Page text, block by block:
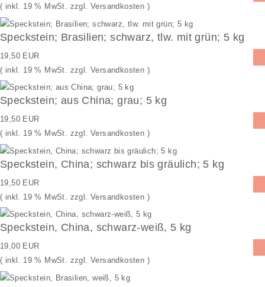
( inkl. 19 % MwSt. zzgl. Versandkosten )
Speckstein; Brasilien; schwarz, tlw. mit grün; 5 kg
19,50 EUR
( inkl. 19 % MwSt. zzgl. Versandkosten )
Speckstein; aus China; grau; 5 kg
19,50 EUR
( inkl. 19 % MwSt. zzgl. Versandkosten )
Speckstein, China; schwarz bis gräulich; 5 kg
19,50 EUR
( inkl. 19 % MwSt. zzgl. Versandkosten )
Speckstein, China, schwarz-weiß, 5 kg
19,00 EUR
( inkl. 19 % MwSt. zzgl. Versandkosten )